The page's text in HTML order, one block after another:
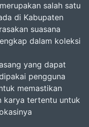
salah satu
di Kabupaten
suasana
dalam koleksi
yang dapat
pengguna
memastikan
karya tertentu untuk